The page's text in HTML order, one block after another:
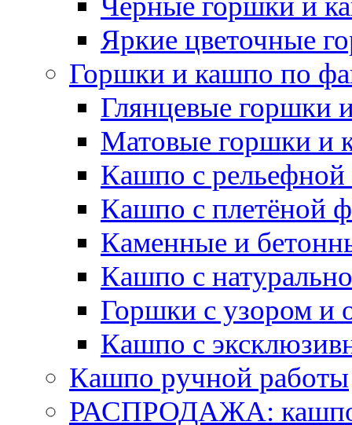
Яркие цветочные
Горшки и кашпо по
Глянцевые горшки
Матовые горшки и
Кашпо с рельефной
Кашпо с плетёной
Каменные и
Кашпо с
Горшки с узором и
Кашпо с
Кашпо ручной работы
РАСПРОДАЖА: кашпо